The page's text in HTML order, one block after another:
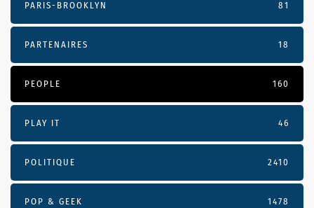
PARIS-BROOKLYN 81
PARTENAIRES 18
PEOPLE 160
PLAY IT 46
POLITIQUE 2410
POP & GEEK 1478